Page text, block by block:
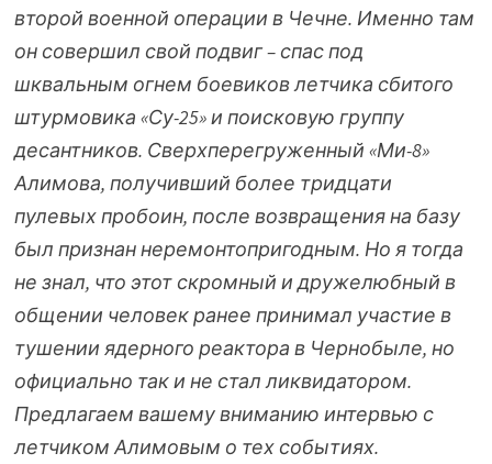
второй военной операции в Чечне. Именно там
он совершил свой подвиг – спас под
шквальным огнем боевиков летчика сбитого
штурмовика «Су-25» и поисковую группу
десантников. Сверхперегруженный «Ми-8»
Алимова, получивший более тридцати
пулевых пробоин, после возвращения на базу
был признан неремонтопригодным. Но я тогда
не знал, что этот скромный и дружелюбный в
общении человек ранее принимал участие в
тушении ядерного реактора в Чернобыле, но
официально так и не стал ликвидатором.
Предлагаем вашему вниманию интервью с
летчиком Алимовым о тех событиях.